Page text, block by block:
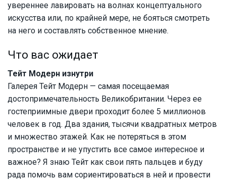
увереннее лавировать на волнах концептуального
искусства или, по крайней мере, не бояться смотреть
на него и составлять собственное мнение.
Что вас ожидает
Тейт Модерн изнутри
Галерея Тейт Модерн — самая посещаемая
достопримечательность Великобритании. Через ее
гостеприимные двери проходит более 5 миллионов
человек в год. Два здания, тысячи квадратных метров
и множество этажей. Как не потеряться в этом
пространстве и не упустить все самое интересное и
важное? Я знаю Тейт как свои пять пальцев и буду
рада помочь вам сориентироваться в ней и провести